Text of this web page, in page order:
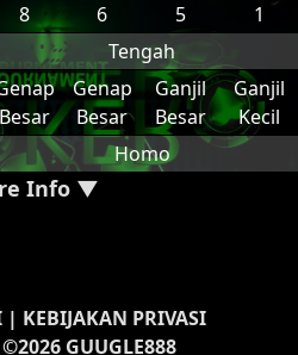
8 6 5
1
Tengah
Besar
Genap
Besar
Ganjil
Besar
Ganjil
Kecil
Homo
Info ▼
| KEBIJAKAN PRIVASI
GUUGLE888